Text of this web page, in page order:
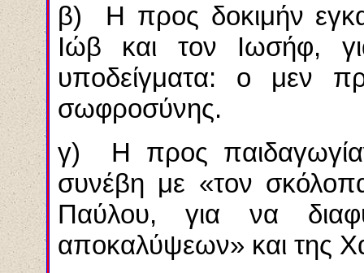
β) Η προς δοκιμήν
Ιώβ και τον Ιωσήφ,
υποδείγματα: ο μεν
σωφροσύνης.
γ) Η προς
συνέβη με «τον
Παύλου, για να
αποκαλύψεων» και της